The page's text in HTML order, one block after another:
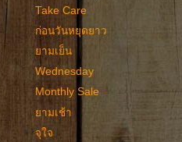
Take Care
ก่อนวันหยุดยาว
ยามเย็น
Wednesday
Monthly Sale
ยามเช้า
จุใจ